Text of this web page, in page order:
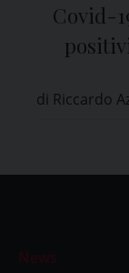
Covid-
di Riccardo
News